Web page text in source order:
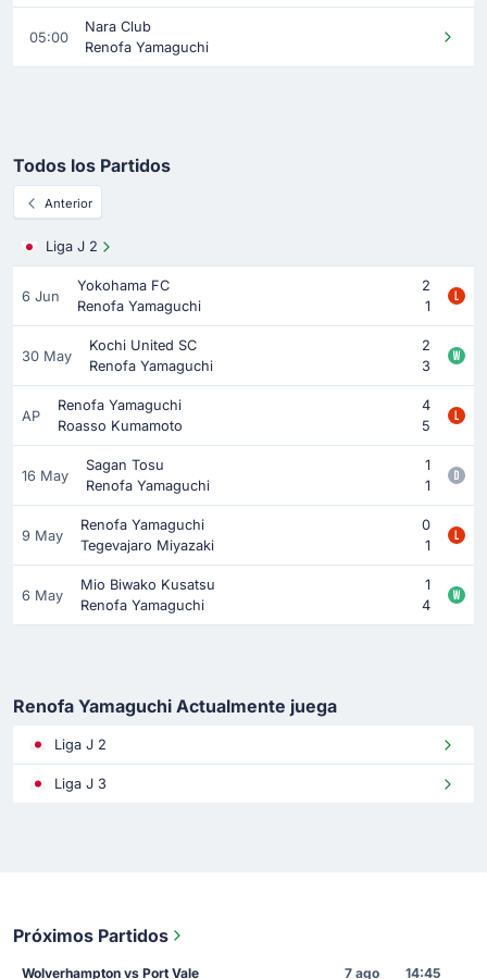
05:00
Nara Club
Renofa Yamaguchi
Todos los Partidos
Anterior
Liga J 2
6 Jun
Yokohama FC
2
Renofa Yamaguchi
1
30 May
Kochi United SC
2
Renofa Yamaguchi
3
AP
Renofa Yamaguchi
4
Roasso Kumamoto
5
16 May
Sagan Tosu
1
Renofa Yamaguchi
1
9 May
Renofa Yamaguchi
0
Tegevajaro Miyazaki
1
6 May
Mio Biwako Kusatsu
1
Renofa Yamaguchi
4
Renofa Yamaguchi Actualmente juega
Liga J 2
Liga J 3
Próximos Partidos
Wolverhampton vs Port Vale 7 ago 14:45